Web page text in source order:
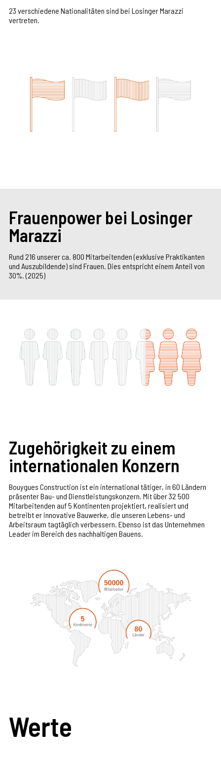
23 verschiedene Nationalitäten sind bei Losinger Marazzi
vertreten.
Frauenpower bei Losinger
Marazzi
Rund 216 unserer ca. 800 Mitarbeitenden (exklusive Praktikanten
und Auszubildende) sind Frauen. Dies entspricht einem Anteil von
30%. (2025)
Zugehörigkeit zu einem
internationalen Konzern
Bouygues Construction ist ein international tätiger, in 60 Ländern
präsenter Bau- und Dienstleistungskonzern. Mit über 32 500
Mitarbeitenden auf 5 Kontinenten projektiert, realisiert und
betreibt er innovative Bauwerke, die unseren Lebens- und
Arbeitsraum tagtäglich verbessern. Ebenso ist das Unternehmen
Leader im Bereich des nachhaltigen Bauens.
Werte